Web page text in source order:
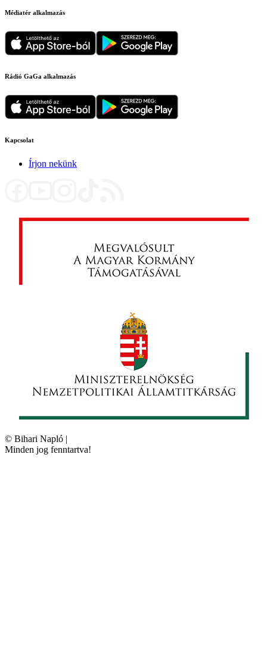
Médiatér alkalmazás
Rádió GaGa alkalmazás
Kapcsolat
Írjon nekünk
© Bihari Napló |
Minden jog fenntartva!